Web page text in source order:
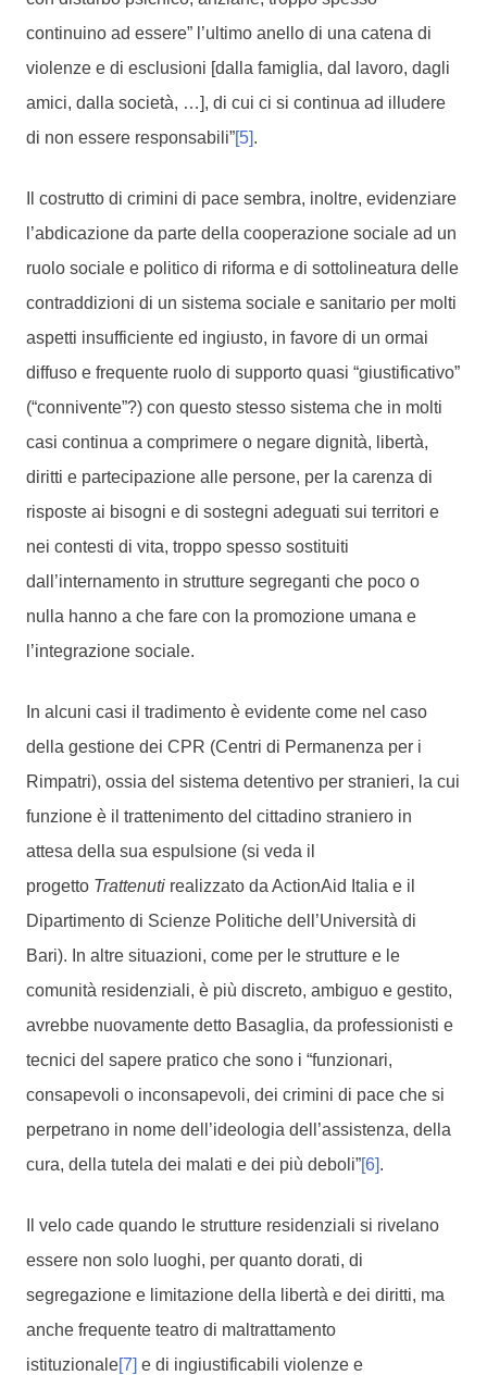
continuino ad essere” l’ultimo anello di una catena di
violenze e di esclusioni [dalla famiglia, dal lavoro, dagli
amici, dalla società, …], di cui ci si continua ad illudere
di non essere responsabili”[5].
Il costrutto di crimini di pace sembra, inoltre, evidenziare
l’abdicazione da parte della cooperazione sociale ad un
ruolo sociale e politico di riforma e di sottolineatura delle
contraddizioni di un sistema sociale e sanitario per molti
aspetti insufficiente ed ingiusto, in favore di un ormai
diffuso e frequente ruolo di supporto quasi “giustificativo”
(“connivente”?) con questo stesso sistema che in molti
casi continua a comprimere o negare dignità, libertà,
diritti e partecipazione alle persone, per la carenza di
risposte ai bisogni e di sostegni adeguati sui territori e
nei contesti di vita, troppo spesso sostituiti
dall’internamento in strutture segreganti che poco o
nulla hanno a che fare con la promozione umana e
l’integrazione sociale.
In alcuni casi il tradimento è evidente come nel caso
della gestione dei CPR (Centri di Permanenza per i
Rimpatri), ossia del sistema detentivo per stranieri, la cui
funzione è il trattenimento del cittadino straniero in
attesa della sua espulsione (si veda il
progetto Trattenuti realizzato da ActionAid Italia e il
Dipartimento di Scienze Politiche dell’Università di
Bari). In altre situazioni, come per le strutture e le
comunità residenziali, è più discreto, ambiguo e gestito,
avrebbe nuovamente detto Basaglia, da professionisti e
tecnici del sapere pratico che sono i “funzionari,
consapevoli o inconsapevoli, dei crimini di pace che si
perpetrano in nome dell’ideologia dell’assistenza, della
cura, della tutela dei malati e dei più deboli”[6].
Il velo cade quando le strutture residenziali si rivelano
essere non solo luoghi, per quanto dorati, di
segregazione e limitazione della libertà e dei diritti, ma
anche frequente teatro di maltrattamento
istituzionale[7] e di ingiustificabili violenze e